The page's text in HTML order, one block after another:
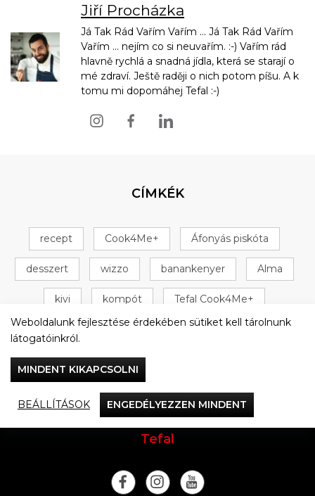
Jiří Procházka
Já Tak Rád Vařím Vařím ... Já Tak Rád Vařím
Vařím ... nejím co si neuvařím. :-) Vařím rád
hlavně rychlá a snadná jídla, která se starají o
mé zdraví. Ještě raději o nich potom píšu. A k
tomu mi dopomáhej Tefal :-)
CÍMKÉK
recept Cook4Me+ Áfonyás piskóta
desszert wizzo banankenyer Alma
kivi kompót Tefal Cook4Me+
+ 16 következő
Vacsorázzunk együtt
Tefal
Weboldalunk fejlesztése érdekében sütiket kell tárolnunk
látogatóinkról.
MINDENT KIKAPCSOLNI
BEÁLLÍTÁSOK ENGEDÉLYEZZEN MINDENT